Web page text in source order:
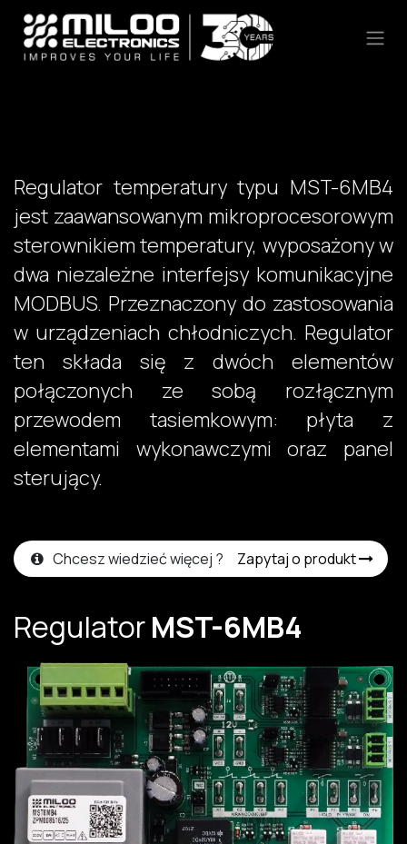
Skip to Content
Regulator temperatury typu MST-6MB4
jest zaawansowanym mikroprocesorowym
sterownikiem temperatury, wyposażony w
dwa niezależne interfejsy komunikacyjne
MODBUS. Przeznaczony do zastosowania
w urządzeniach chłodniczych. Regulator
ten składa się z dwóch elementów
połączonych ze sobą rozłącznym
przewodem tasiemkowym: płyta z
elementami wykonawczymi oraz panel
sterujący.​
Chcesz wiedzieć więcej ? Zapytaj o produkt
RegulatorMST-6MB4